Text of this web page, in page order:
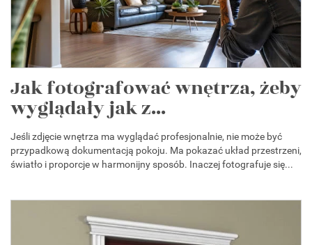
Jak fotografować wnętrza, żeby
wyglądały jak z...
Jeśli zdjęcie wnętrza ma wyglądać profesjonalnie, nie może być
przypadkową dokumentacją pokoju. Ma pokazać układ przestrzeni,
światło i proporcje w harmonijny sposób. Inaczej fotografuje się...